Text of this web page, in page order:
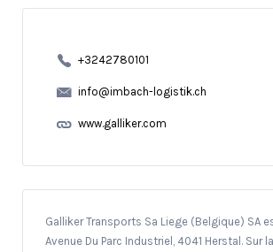
+3242780101
info@imbach-logistik.ch
www.galliker.com
Galliker Transports Sa Liege (Belgique) SA
Avenue Du Parc Industriel, 4041 Herstal. Sur